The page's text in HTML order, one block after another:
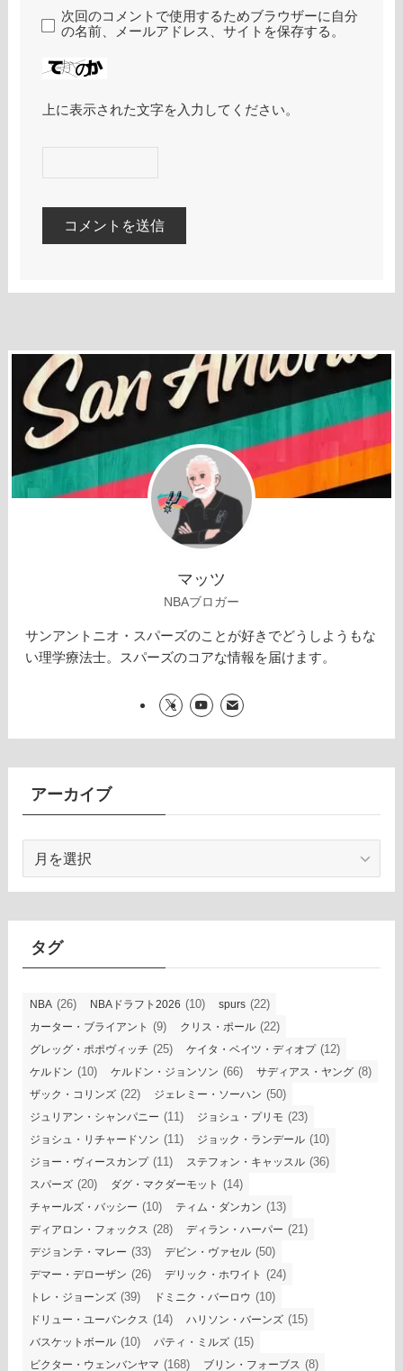
次回のコメントで使用するためブラウザーに自分
の名前、メールアドレス、サイトを保存する。
上に表示された文字を入力してください。
マッツ
NBAブロガー
サンアントニオ・スパーズのことが好きでどうしようもな
い理学療法士。スパーズのコアな情報を届けます。
アーカイブ
カ
イ
タグ
NBA (26) NBAドラフト2026 (10) spurs (22)
カーター・ブライアント (9) クリス・ポール (22)
グレッグ・ポポヴィッチ (25) ケイタ・ベイツ・ディオプ(12)
ケルドン (10) ケルドン・ジョンソン (66) サディアス・ヤング (8)
ザック・コリンズ (22) ジェレミー・ソーハン (50)
ジュリアン・シャンパニー (11) ジョシュ・プリモ (23)
ジョシュ・リチャードソン (11) ジョック・ランデール (10)
ジョー・ヴィースカンプ(11) ステフォン・キャッスル (36)
スパーズ (20) ダグ・マクダーモット (14)
チャールズ・バッシー (10) ティム・ダンカン (13)
ディアロン・フォックス (28) ディラン・ハーパー (21)
デジョンテ・マレー (33) デビン・ヴァセル (50)
デマー・デローザン (26) デリック・ホワイト (24)
トレ・ジョーンズ (39) ドミニク・バーロウ (10)
ドリュー・ユーバンクス (14) ハリソン・バーンズ (15)
バスケットボール (10) パティ・ミルズ (15)
ビクター・ウェンバンヤマ (168) ブリン・フォーブス (8)